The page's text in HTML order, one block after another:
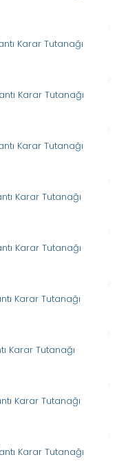
Karar Tutanağı
Karar Tutanağı
Karar Tutanağı
Karar Tutanağı
Karar Tutanağı
Karar Tutanağı
Karar Tutanağı
Karar Tutanağı
Karar Tutanağı